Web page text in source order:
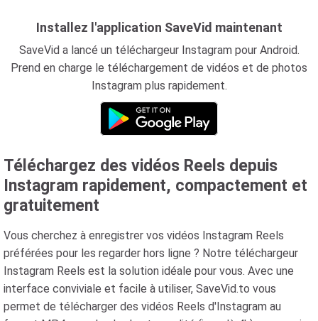
Installez l'application SaveVid maintenant
SaveVid a lancé un téléchargeur Instagram pour Android.
Prend en charge le téléchargement de vidéos et de photos
Instagram plus rapidement.
Téléchargez des vidéos Reels depuis
Instagram rapidement, compactement et
gratuitement
Vous cherchez à enregistrer vos vidéos Instagram Reels
préférées pour les regarder hors ligne ? Notre téléchargeur
Instagram Reels est la solution idéale pour vous. Avec une
interface conviviale et facile à utiliser, SaveVid.to vous
permet de télécharger des vidéos Reels d'Instagram au